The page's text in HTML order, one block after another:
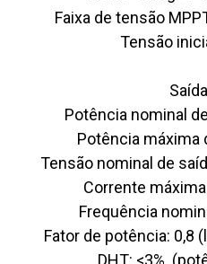
Faixa de tensão
Tensão
Potência nominal
Potência máxima
Tensão nominal de
Corrente
Frequência
Fator de potência: 0,8
DHT: <3%